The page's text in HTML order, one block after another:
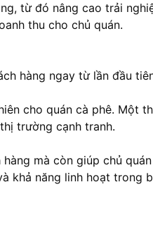
từ đó nâng cao trải
thu cho chủ quán.
hàng ngay từ lần đầu
cho quán cà phê. Một
trường cạnh tranh.
mà còn giúp chủ
khả năng linh hoạt trong